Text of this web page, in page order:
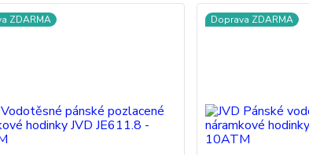
ZDARMA Doprava ZDARMA